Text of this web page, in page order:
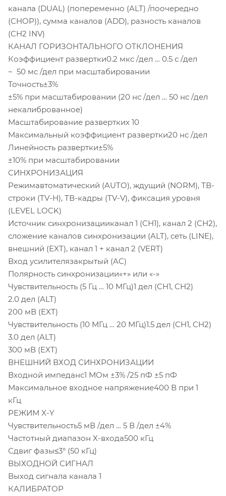
канала (DUAL) (попеременно (ALT) /поочередно
(CHOP)), сумма каналов (ADD), разность каналов
(CH2 INV)
КАНАЛ ГОРИЗОНТАЛЬНОГО ОТКЛОНЕНИЯ
Коэффициент развертки0.2 мкс /дел … 0.5 с /дел
~ 50 мс /дел при масштабировании
Точность±3%
±5% при масштабировании (20 нс /дел … 50 нс /дел
некалиброванное)
Масштабирование развертких 10
Максимальный коэффициент развертки20 нс /дел
Линейность развертки±5%
±10% при масштабировании
СИНХРОНИЗАЦИЯ
Режимавтоматический (AUTO), ждущий (NORM), ТВ-
строки (TV-H), ТВ-кадры (TV-V), фиксация уровня
(LEVEL LOCK)
Источник синхронизацииканал 1 (CH1), канал 2 (CH2),
сложение каналов синхронизации (ALT), сеть (LINE),
внешний (EXT), канал 1 + канал 2 (VERT)
Вход усилителязакрытый (AC)
Полярность синхронизации«+» или «-»
Чувствительность (5 Гц … 10 МГц)1 дел (CH1, CH2)
2.0 дел (ALT)
200 мВ (EXT)
Чувствительность (10 МГц … 20 МГц)1.5 дел (CH1, CH2)
3.0 дел (ALT)
300 мВ (EXT)
ВНЕШНИЙ ВХОД СИНХРОНИЗАЦИИ
Входной импеданс1 МОм ±3% /25 пФ ±5 пФ
Максимальное входное напряжение400 В при 1
кГц
РЕЖИМ X-Y
Чувствительность5 мВ /дел … 5 В /дел ±4%
Частотный диапазон X-входа500 кГц
Сдвиг фазы≤3° (50 кГц)
ВЫХОДНОЙ СИГНАЛ
Выход сигнала канала 1
КАЛИБРАТОР